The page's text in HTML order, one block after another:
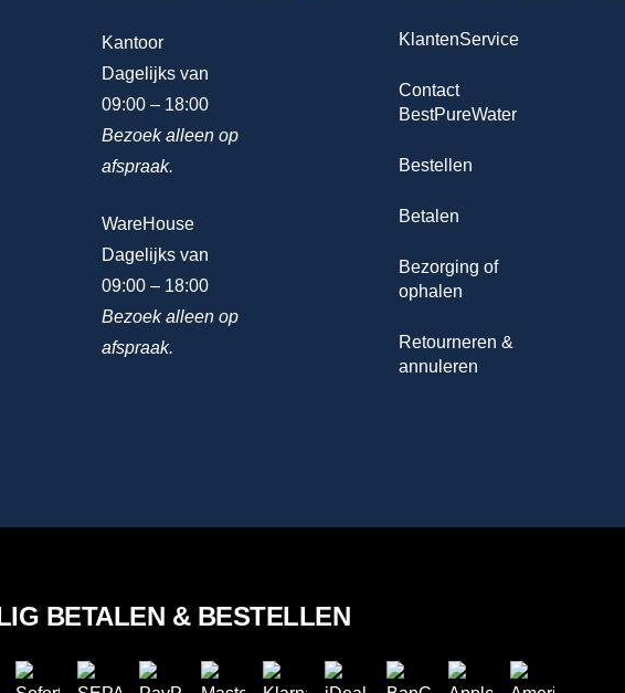
Kantoor
Dagelijks van
09:00 – 18:00
Bezoek alleen op
afspraak.
WareHouse
Dagelijks van
09:00 – 18:00
Bezoek alleen op
afspraak.
KlantenService
Contact
BestPureWater
Bestellen
Betalen
Bezorging of
ophalen
Retourneren &
annuleren
BETALEN & BESTELLEN